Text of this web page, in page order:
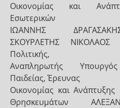
Οικονομίας και
Εσωτερικών
ΙΩΑΝΝΗΣ
ΣΚΟΥΡΛΕΤΗΣ ΝΙΚΟΛΑΟΣ
Πολιτικής,
Αναπληρωτής Υπουργός
Παιδείας, Έρευνας
Οικονομίας και
Θρησκευμάτων